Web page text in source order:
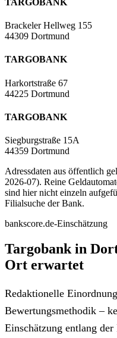
Brackeler Hellweg 155
44309 Dortmund
TARGOBANK
Harkortstraße 67
44225 Dortmund
TARGOBANK
Siegburgstraße 15A
44359 Dortmund
Adressdaten aus öffentlich
2026-07). Reine
sind hier nicht einzeln
Filialsuche der Bank.
bankscore.de-Einschätzung
Targobank in
Ort erwartet
Redaktionelle
Bewertungsmethodik –
Einschätzung entlang